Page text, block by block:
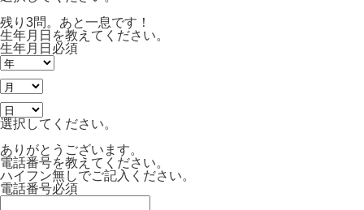
残り3問。あと一息です！
生年月日を教えてください。
生年月日 必須
選択してください。
ありがとうございます。
電話番号を教えてください。
ハイフン無しでご記入ください。
電話番号必須